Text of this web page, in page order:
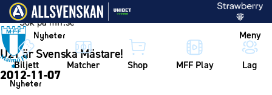
Vidare till innehållet
Nyheter Meny
Biljett Matcher Shop MFF Play Lag
Nyheter
U21 är Svenska Mästare!
2012-11-07